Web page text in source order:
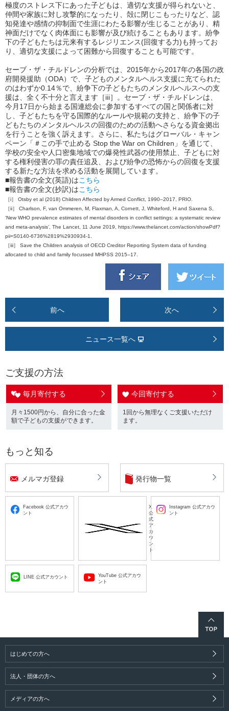
極度のストレス下にあった子どもは、適切な支援が得られないと、
仲間や家族に対し攻撃的になったり、殻に閉じこもったりなど、認
知発達や感情の抑制面で生涯にわたる影響が生じることがあり、精
神面だけでなく肉体面にも影響が及び続けることもあります。紛争
下の子どもたちは元来有するレジリエンス(回復する力)も持ってお
り、適切な支援によって困難から回復することも可能です。
セーブ・ザ・チルドレンの分析では、2015年から2017年の各国の政
府開発援助（ODA）で、子どものメンタルヘルス支援に充てられた
のはわずか0.14％で、紛争下の子どもたちのメンタルヘルスへの支
援は、全く不十分と言えます［iii］。セーブ・ザ・チルドレンは、
今月17日から始まる国連総会に参加するすべての国と関係者に対
し、子どもたちを守る国際的なルールや規範の支持と、紛争下の子
どもたちのメンタルヘルスの回復のための活動へさらなる資金拠出
を行うことを強く訴えます。さらに、私たちはグローバル・キャン
ペーン「＃この手で止める Stop the War on Children」を通じて、
学校の安全や人口密集地域での爆発性武器の使用禁止、子どもに対
する権利侵害の罪の責任追及、および紛争の恐怖からの回復を支援
する新たな方法を求める活動を展開しています。
■報告書の全文(英語)はこちら
■報告書の全文(抄訳)はこちら
［i］ Otsby et al (2018) Children Affected by Armed Conflict, 1990–2017, PRIO.
［ii］ Charlson, F, van Ommeren, M, Flaxman, A, Cornett, J, Whiteford, H and Saxena S,
‘New WHO prevalence estimates of mental disorders in conflict settings: a systematic review
and meta-analysis’, The Lancet, 11 June 2019, https://www.thelancet.com/action/showPdf?
pii=S0140-6736%2819%2930934-1.
［iii］ Save the Children analysis of OECD Creditor Reporting System data of funding
allocated to child and family focussed MHPSS 2015–17.
前へ 次へ
ニュース一覧へ
ご支援の方法
毎月寄付する
月々1500円から、自分に合った金
額で子どもの支援ができます。
今回寄付する
1回から無理なくご支援いただけ
ます。
もっと知る
メルマガ登録 発行物一覧
Facebook 公式アカウ
ント
X
公
式
ア
カ
ウ
ン
ト
Instagram 公式アカウ
ント
LINE 公式アカウント
YouTube 公式アカウ
ント
はじめての方へ
法人・団体の方へ
メディアの方へ